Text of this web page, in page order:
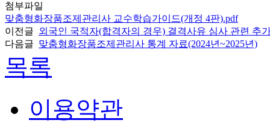
첨부파일
맞춤형화장품조제관리사 교수학습가이드(개정 4판).pdf
이전글 외국인 국적자(합격자의 경우) 결격사유 심사 관련 추
다음글 맞춤형화장품조제관리사 통계 자료(2024년~2025년)
목록
이용약관